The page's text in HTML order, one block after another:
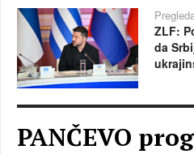
ZLF:
da
PANČEVO